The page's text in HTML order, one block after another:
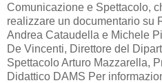
Comunicazione e Spettacolo,
realizzare un documentario su
Andrea Cataudella e Michele
De Vincenti, Direttore del
Spettacolo Arturo Mazzarella,
Didattico DAMS Per